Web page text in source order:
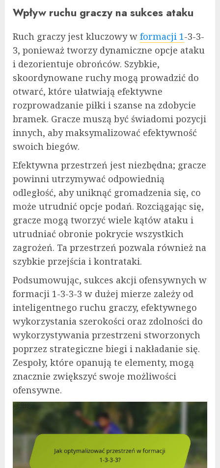
Wpływ ruchu graczy na sukces ataku
Ruch graczy jest kluczowy w formacji 1-3-3-
3, ponieważ tworzy dynamiczne opcje ataku
i dezorientuje obrońców. Szybkie,
skoordynowane ruchy mogą prowadzić do
otwarć, które ułatwiają efektywne
rozprowadzanie piłki i szanse na zdobycie
bramek. Gracze muszą być świadomi pozycji
innych, aby maksymalizować efektywność
swoich biegów.
Efektywna przestrzeń jest niezbędna; gracze
powinni utrzymywać odpowiednią
odległość, aby uniknąć gromadzenia się, co
może utrudnić opcje podań. Rozciągając się,
gracze mogą tworzyć wiele kątów ataku i
utrudniać obronie pokrycie wszystkich
zagrożeń. Ta przestrzeń pozwala również na
szybkie przejścia i kontrataki.
Podsumowując, sukces akcji ofensywnych w
formacji 1-3-3-3 w dużej mierze zależy od
inteligentnego ruchu graczy, efektywnego
wykorzystania szerokości oraz zdolności do
wykorzystywania przestrzeni stworzonych
poprzez strategiczne biegi i nakładanie się.
Zespoły, które opanują te elementy, mogą
znacznie zwiększyć swoje możliwości
ofensywne.